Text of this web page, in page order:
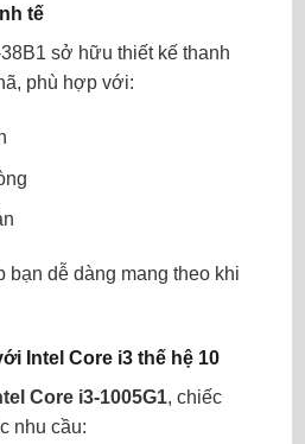
tế
sở hữu thiết kế thanh
phù hợp với:
dễ dàng mang theo khi
Intel Core i3 thế hệ 10
Core i3-1005G1, chiếc
nhu cầu: